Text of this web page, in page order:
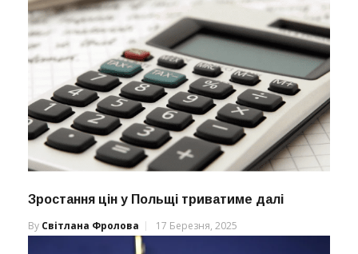
Зростання цін у Польщі триватиме далі
By Світлана Фролова 17 Березня, 2025